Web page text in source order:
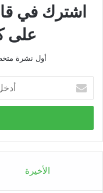
اشترك في
على
أول نشرة
بريدك
الإلكتروني
الأخيرة